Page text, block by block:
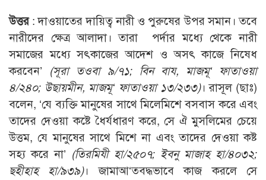
উত্তর: দাওয়াতের দায়িত্ব নারী ও পুরুষের উপর সমান। তবে
নারীদের ক্ষেত্র আলাদা। তারা পর্দার মধ্যে থেকে নারী
সমাজের মধ্যে সৎকাজের আদেশ ও অসৎ কাজে নিষেধ
করবেন’ (সূরা তওবা ৯/৭১; বিন বায, মাজমূ‘ ফাতাওয়া
৪/২৪০; উছায়মীন, মাজমূ‘ ফাতাওয়া ১৩/২৩৩)। রাসূল (ছাঃ)
বলেন, ‘যে ব্যক্তি মানুষের সাথে মিলেমিশে বসবাস করে এবং
তাদের দেওয়া কষ্টে ধৈর্যধারণ করে, সে ঐ মুসলিমের চেয়ে
উত্তম, যে মানুষের সাথে মিশে না এবং তাদের দেওয়া কষ্ট
সহ্য করে না’ (তিরমিযী হা/২৫০৭; ইবনু মাজাহ হা/৪০৩২;
ছহীহাহ হা/৯৩৯)। জামাআ‘তবদ্ধভাবে কাজ করলে সে